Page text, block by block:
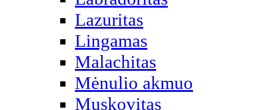
Lazuritas
Lingamas
Malachitas
Mėnulio akmuo
Muskovitas